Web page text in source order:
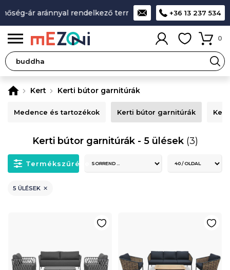
ár aránnyal rendelkező termékek A legjobb design-
+36 13 237 534
0
Kert Kerti bútor garnitúrák
Medence és tartozékok Kerti bútor garnitúrák
Kerti bútor garnitúrák - 5 ülések (3)
Termékszűrése
5 ÜLÉSEK